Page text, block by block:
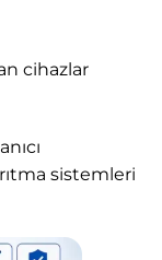
cihazlar
sistemleri